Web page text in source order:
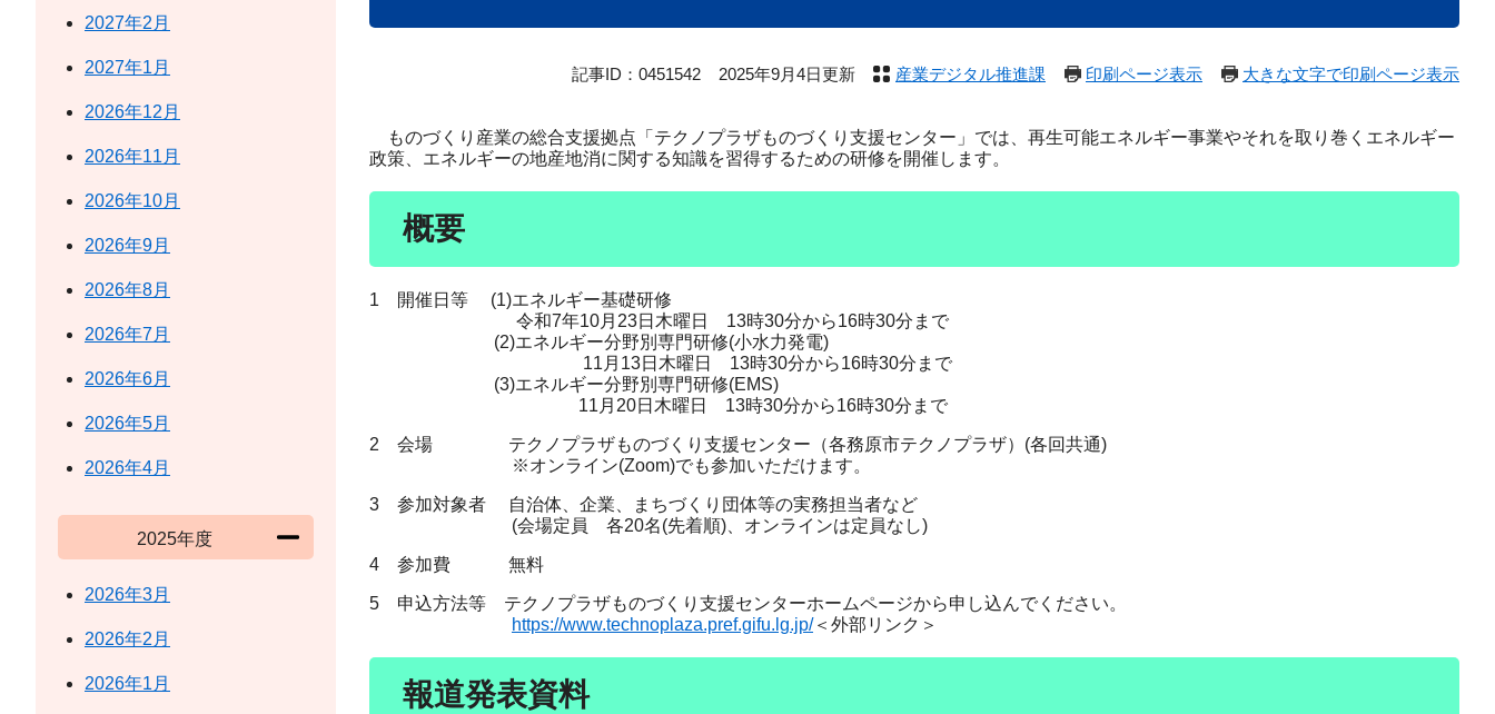
記事ID：0451542 2025年9月4日更新 産業デジタル推進課 印刷ページ表示 大きな文字で印刷ページ表示
​​ものづくり産業の総合支援拠点「テクノプラザものづくり支援センター」では、再生可能エネルギー事業やそれを取り巻くエネルギー
政策、エネルギーの地産地消に関する知識を習得するための研修を開催します。
概要
​​1 開催日等 ​​(1)エネルギー基礎研修
令和7年10月23日木曜日 13時30分から16時30分まで​
(2)エネルギー分野別専門研修(小水力発電)​
11月13日木曜日 13時30分から16時30分まで​
(3)エネルギー分野別専門研修(EMS)​
11月20日木曜日 13時30分から16時30分まで​
2 会場 テクノプラザものづくり支援センター（各務原市テクノプラザ）(各回共通)
※オンライン(Zoom)でも参加いただけます。
3 参加対象者 自治体、企業、まちづくり団体等の実務担当者など
(会場定員 各20名(先着順)、オンラインは定員なし)
4 参加費 無料
5 申込方法等 テクノプラザものづくり支援センターホームページから申し込んでください。
https://www.technoplaza.pref.gifu.lg.jp/＜外部リンク＞
報道発表資料
2027年2月
2027年1月
2026年12月
2026年11月
2026年10月
2026年9月
2026年8月
2026年7月
2026年6月
2026年5月
2026年4月
2025年度
2026年3月
2026年2月
2026年1月